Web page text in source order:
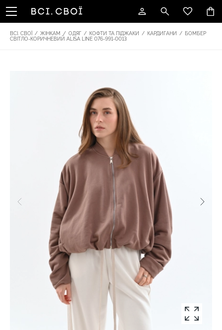
ВСІ. СВОЇ / ЖІНКАМ / ОДЯГ / КОФТИ ТА ПІДЖАКИ / КАРДИГАНИ / БОМБЕР
СВІТЛО-КОРИЧНЕВИЙ ALISA LINE 076-991-0013